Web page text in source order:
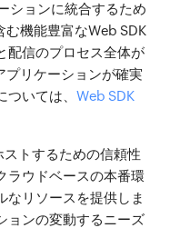
ションに統合するため
機能豊富なWeb SDK
配信のプロセス全体が
リケーションが確実
いては、 Web SDK
トするための信頼性
ラウドベースの本番環
なリソースを提供しま
ョンの変動するニーズ